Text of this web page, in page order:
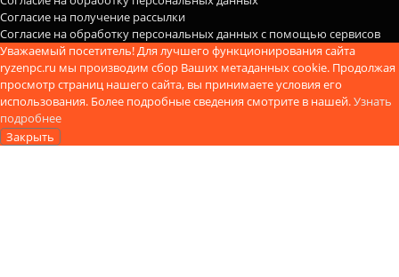
Согласие на получение рассылки
Согласие на обработку персональных данных с помощью сервисов
Уважаемый посетитель! Для лучшего функционирования сайта
ryzenpc.ru мы производим сбор Ваших метаданных cookie. Продолжая
просмотр страниц нашего сайта, вы принимаете условия его
использования. Более подробные сведения смотрите в нашей.Узнать
подробнее
Закрыть